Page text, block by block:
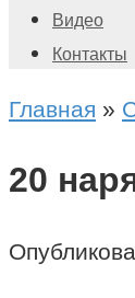
Видео
Контакты
Главная »
20